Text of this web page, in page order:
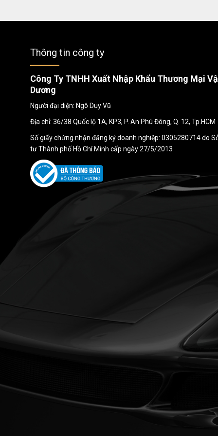
Thông tin công ty
Công Ty TNHH Xuất Nhập Khẩu Thương Mại
Dương
Người đại diện: Ngô Duy Vũ
Địa chỉ: 36/38 Quốc lộ 1A, KP3, P. An Phú Đông, Q. 12, Tp.HCM
Số giấy chứng nhận đăng ký doanh nghiệp: 0305280714 do
tư Thành phố Hồ Chí Minh cấp ngày 27/5/2013